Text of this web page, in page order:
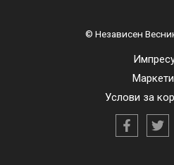
© Независен
Услови за